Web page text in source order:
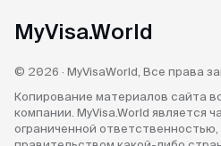
MyVisa.World
© 2026 · MyVisaWorld, Все права
Копирование материалов сайта
компании. MyVisa.World является
ограниченной ответственностью,